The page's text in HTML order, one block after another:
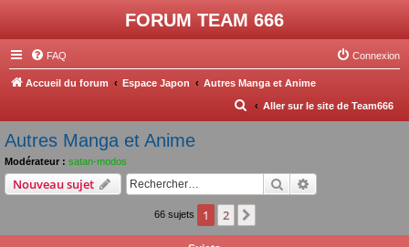
FORUM TEAM 666
FAQ Connexion
Accueil du forum Espace Japon Autres Manga et Anime
Aller sur le site de Team666
R
e
r
c
Autres Manga et Anime
Modérateur : satan-modos
Nouveau sujet Rechercher
66 sujets 1 2